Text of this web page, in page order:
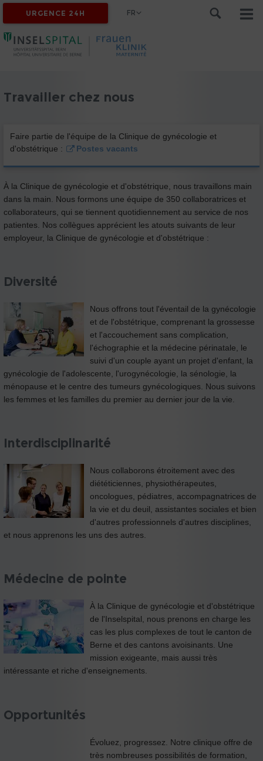
URGENCE 24H FR
Travailler chez nous
Faire partie de l'équipe de la Clinique de gynécologie et
d'obstétrique :
Postes vacants
À la Clinique de gynécologie et d'obstétrique, nous travaillons main
dans la main. Nous formons une équipe de 350 collaboratrices et
collaborateurs, qui se tiennent quotidiennement au service de nos
patientes. Nos collègues apprécient les atouts suivants de leur
employeur, la Clinique de gynécologie et d'obstétrique :
Diversité
Nous offrons tout l'éventail de la gynécologie
et de l'obstétrique, comprenant la grossesse
et l'accouchement sans complication,
l'échographie et la médecine périnatale, le
suivi d'un couple ayant un projet d'enfant, la
gynécologie de l'adolescente, l'urogynécologie, la sénologie, la
ménopause et le centre des tumeurs gynécologiques. Nous suivons
les femmes et les familles du premier au dernier jour de la vie.
Interdisciplinarité
Nous collaborons étroitement avec des
diététiciennes, physiothérapeutes,
oncologues, pédiatres, accompagnatrices de
la vie et du deuil, assistantes sociales et bien
d'autres professionnels d'autres disciplines,
et nous apprenons les uns des autres.
Médecine de pointe
À la Clinique de gynécologie et d'obstétrique
de l'Inselspital, nous prenons en charge les
cas les plus complexes de tout le canton de
Berne et des cantons avoisinants. Une
mission exigeante, mais aussi très
intéressante et riche d'enseignements.
Opportunités
Évoluez, progressez. Notre clinique offre de
très nombreuses possibilités de formation,